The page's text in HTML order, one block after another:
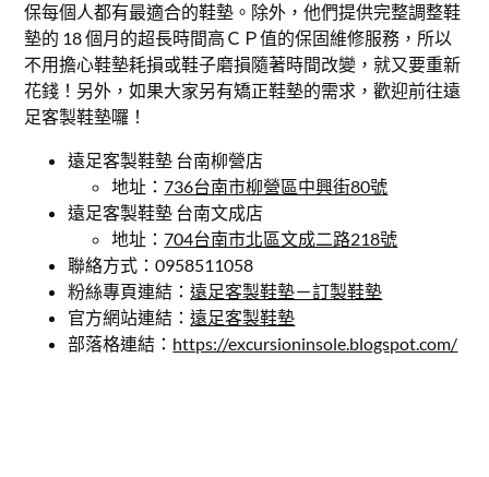
保每個人都有最適合的鞋墊。除外，他們提供完整調整鞋
墊的 18 個月的超長時間高ＣＰ值的保固維修服務，所以
不用擔心鞋墊耗損或鞋子磨損隨著時間改變，就又要重新
花錢！另外，如果大家另有矯正鞋墊的需求，歡迎前往遠
足客製鞋墊囉！
遠足客製鞋墊 台南柳營店
地址：736台南市柳營區中興街80號
遠足客製鞋墊 台南文成店
地址：704台南市北區文成二路218號
聯絡方式：0958511058
粉絲專頁連結：遠足客製鞋墊－訂製鞋墊
官方網站連結：遠足客製鞋墊
部落格連結： https://excursioninsole.blogspot.com/